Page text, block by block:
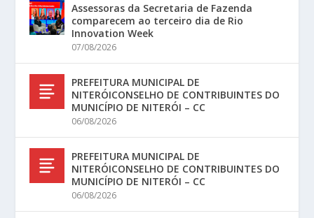
Assessoras da Secretaria de Fazenda
comparecem ao terceiro dia de Rio
Innovation Week
07/08/2026
PREFEITURA MUNICIPAL DE
NITERÓICONSELHO DE CONTRIBUINTES DO
MUNICÍPIO DE NITERÓI – CC
06/08/2026
PREFEITURA MUNICIPAL DE
NITERÓICONSELHO DE CONTRIBUINTES DO
MUNICÍPIO DE NITERÓI – CC
06/08/2026